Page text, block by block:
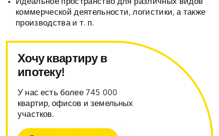
Идеальное пространство для различных видов
коммерческой деятельности, логистики, а также
производства и т. п.
Хочу квартиру в
ипотеку!
У нас есть более 745 000
квартир, офисов и земельных
участков.